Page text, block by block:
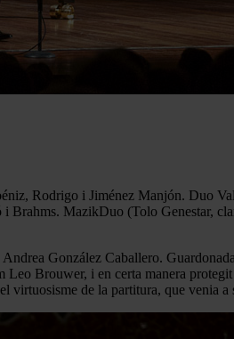
Rodrigo i Jiménez Manjón. Duo
MazikDuo (Tolo Genestar,
González Caballero.
Leo Brouwer, i en certa manera
de la partitura, que venia a